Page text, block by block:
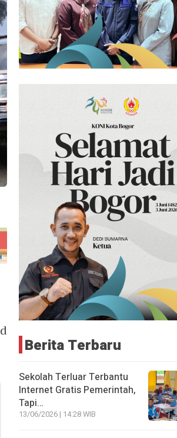
Berita Terbaru
Sekolah Terluar Terbantu
Internet Gratis Pemerintah,
Tapi…
13/06/2026 | 14:28 WIB